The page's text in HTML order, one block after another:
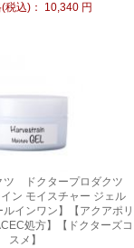
税込)：
10,340円
ツ ドクタープロダクツ
ン モイスチャー ジェル
ルインワン】【アクアポリ
処方】【ドクターズコ
スメ】